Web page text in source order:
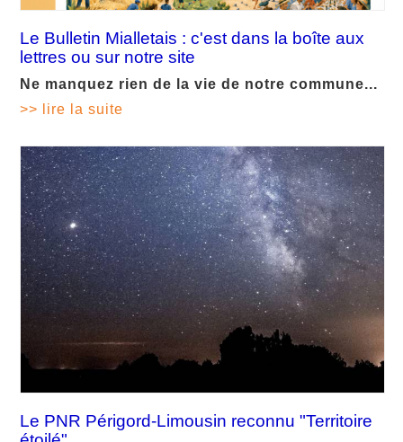
Le Bulletin Mialletais : c'est dans la boîte aux
lettres ou sur notre site
Ne manquez rien de la vie de notre commune...
>> lire la suite
Le PNR Périgord-Limousin reconnu "Territoire